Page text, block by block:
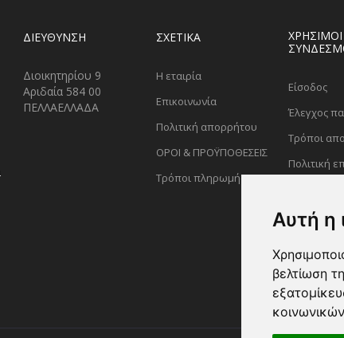
Αυτή η
βελτίωση
ΔΙΕΎΘΥΝΣΗ
Διοικητηρίου 9
Αριδαία 584 00
ΠΕΛΛΑΕΛΛΑΔΑ
ΣΧΕΤΙΚΑ
Η εταιρία
Επικοινωνία
Πολιτική απορρήτου
ΟΡΟΙ & ΠΡΟΫΠΟΘΕΣΕΙΣ
Τρόποι πληρωμής
ΧΡΗΣΙΜΟΙ
Είσοδος
Έλεγχος
Τρόποι
Πολιτική